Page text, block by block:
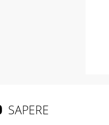
SAPERE